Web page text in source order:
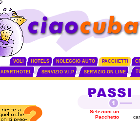
VOLI HOTELS NOLEGGIO AUTO PACCHETTI
APARTHOTEL SERVIZIO V.I.P SERVIZIO ON LINE
Selezioni un
Pacchetto